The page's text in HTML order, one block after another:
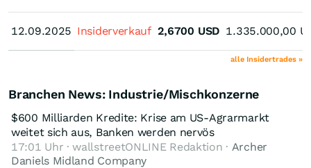
12.09.2025
12.09.2025 Insiderverkauf 2,6700 USD 1.335.000,00
alle Insidertrades »
Branchen News: Industrie/Mischkonzerne
$600 Milliarden Kredite: Krise am US-Agrarmarkt
weitet sich aus, Banken werden nervös
17:01 Uhr · wallstreetONLINE Redaktion · Archer
Daniels Midland Company